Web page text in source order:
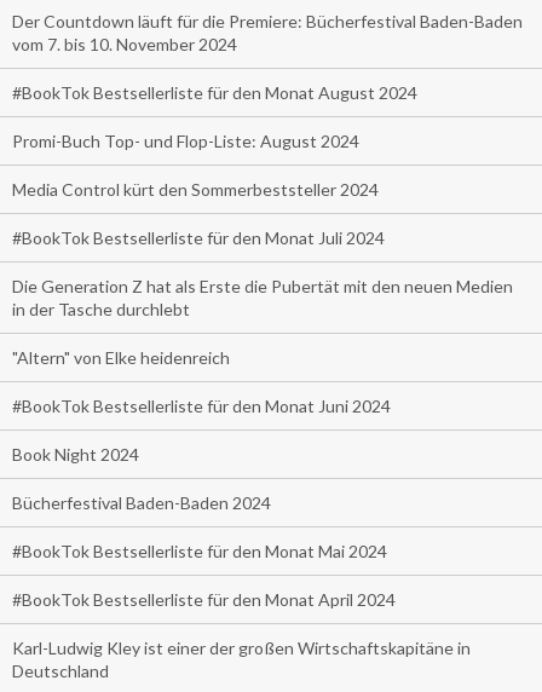
Der Countdown läuft für die Premiere: Bücherfestival Baden-Baden
vom 7. bis 10. November 2024
#BookTok Bestsellerliste für den Monat August 2024
Promi-Buch Top- und Flop-Liste: August 2024
Media Control kürt den Sommerbeststeller 2024
#BookTok Bestsellerliste für den Monat Juli 2024
Die Generation Z hat als Erste die Pubertät mit den neuen Medien
in der Tasche durchlebt
"Altern" von Elke heidenreich
#BookTok Bestsellerliste für den Monat Juni 2024
Book Night 2024
Bücherfestival Baden-Baden 2024
#BookTok Bestsellerliste für den Monat Mai 2024
#BookTok Bestsellerliste für den Monat April 2024
Karl-Ludwig Kley ist einer der großen Wirtschaftskapitäne in
Deutschland